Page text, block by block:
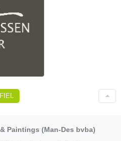
Paintings (Man-Des bvba)